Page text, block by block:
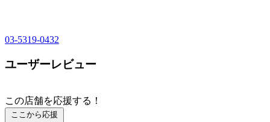
03-5319-0432
ユーザーレビュー
この店舗を応援する！
ここから応援